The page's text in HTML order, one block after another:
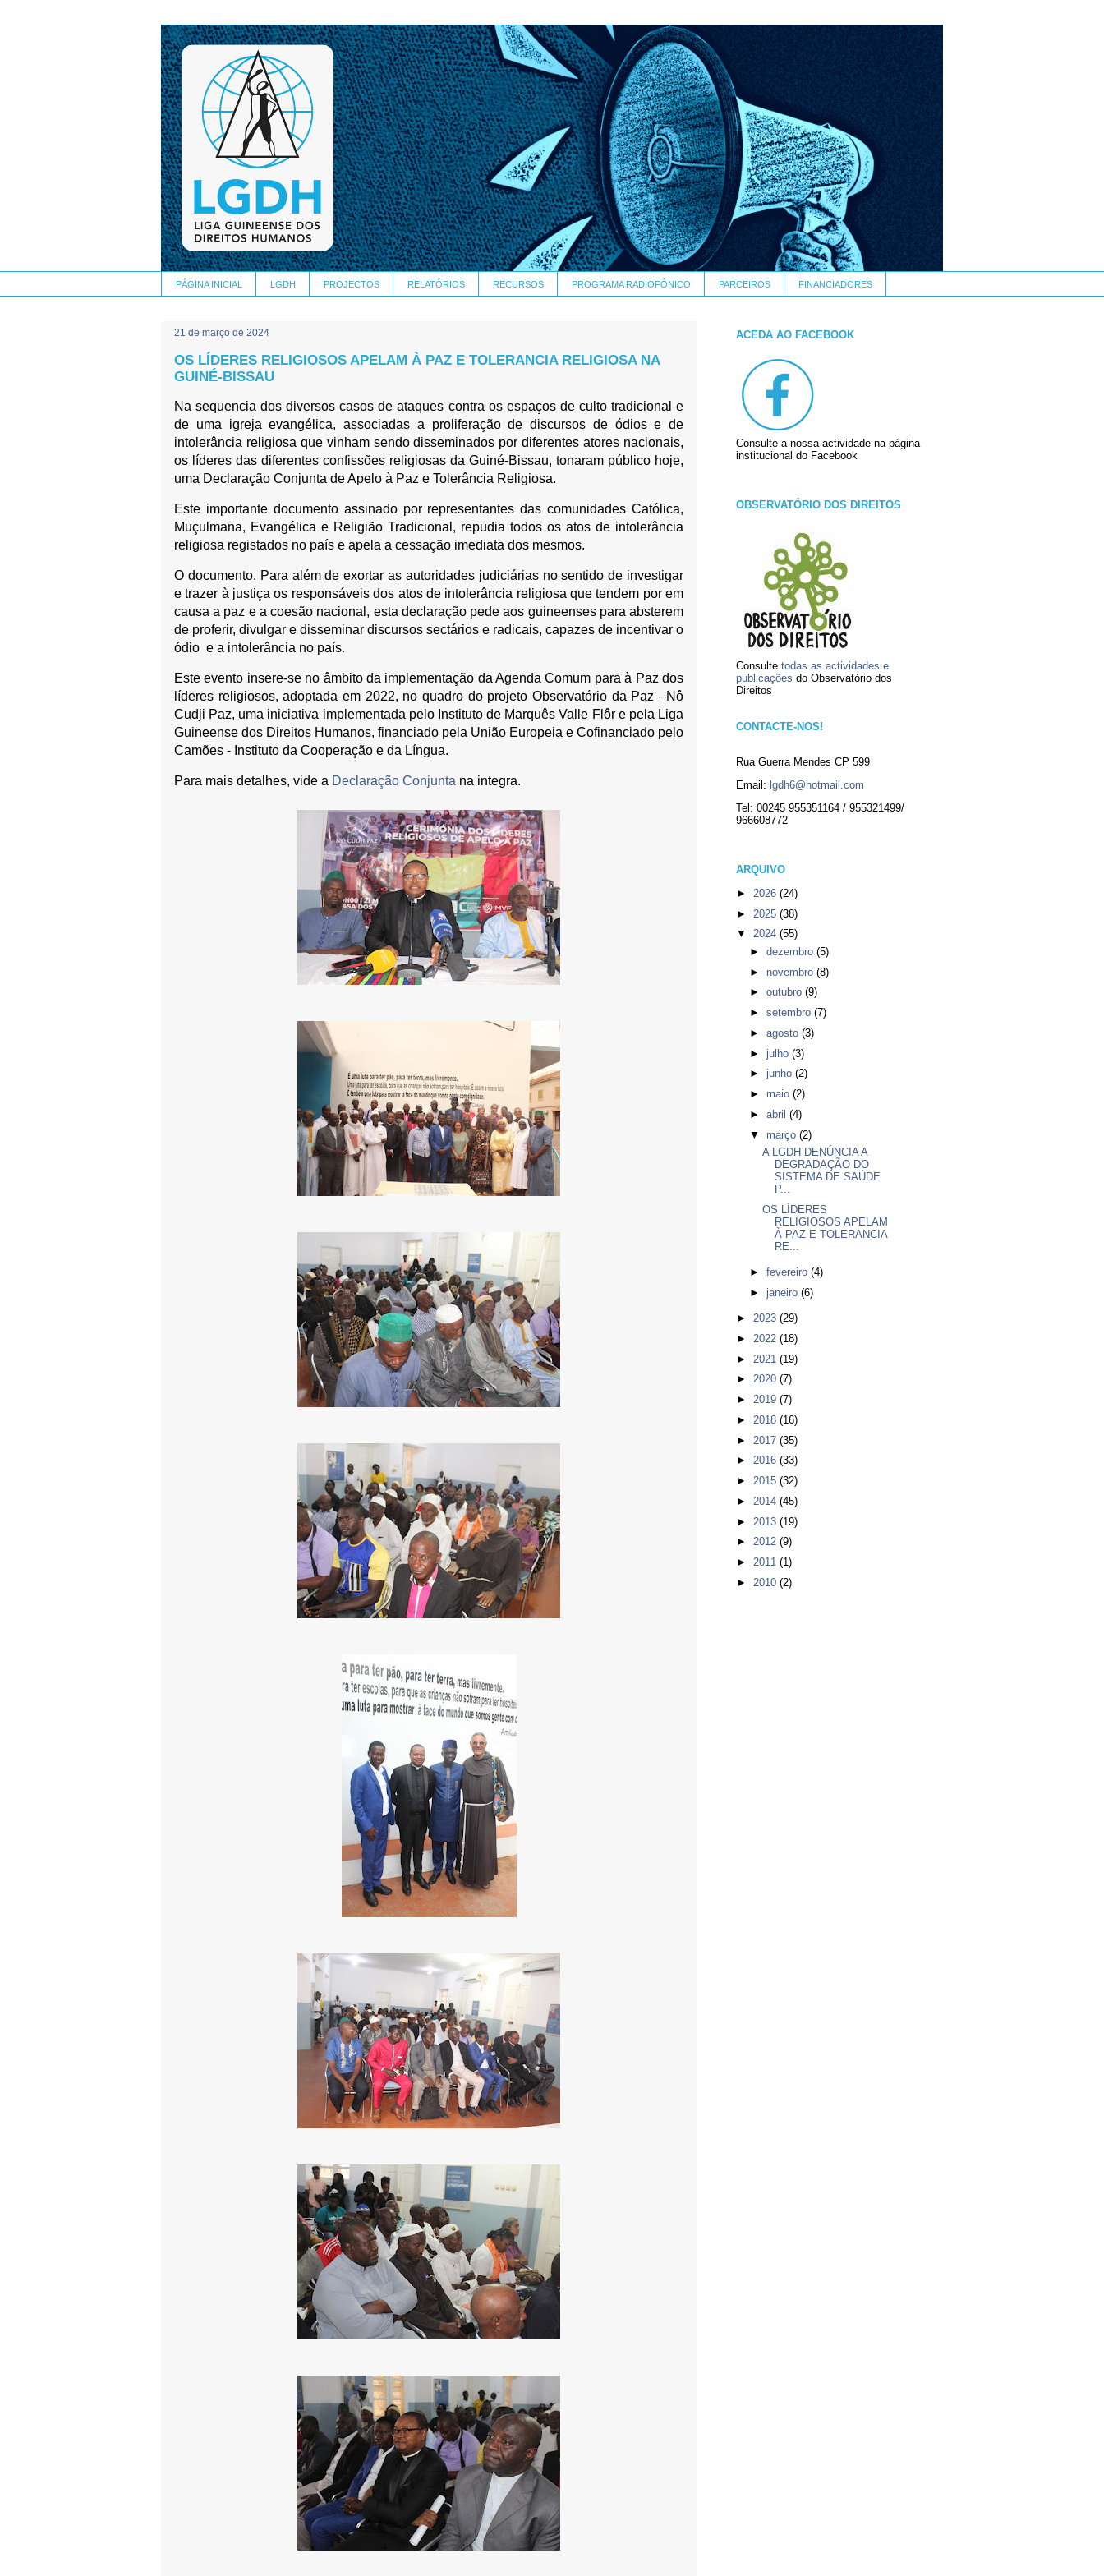
PÁGINA INICIAL LGDH PROJECTOS RELATÓRIOS RECURSOS PROGRAMA RADIOFÓNICO PARCEIROS FINANCIADORES
21 de março de 2024
OS LÍDERES RELIGIOSOS APELAM À PAZ E TOLERANCIA RELIGIOSA NA
GUINÉ-BISSAU
Na sequencia dos diversos casos de ataques contra os espaços de culto tradicional e
de uma igreja evangélica, associadas a proliferação de discursos de ódios e de
intolerância religiosa que vinham sendo disseminados por diferentes atores nacionais,
os líderes das diferentes confissões religiosas da Guiné-Bissau, tonaram público hoje,
uma Declaração Conjunta de Apelo à Paz e Tolerância Religiosa.
Este importante documento assinado por representantes das comunidades Católica,
Muçulmana, Evangélica e Religião Tradicional, repudia todos os atos de intolerância
religiosa registados no país e apela a cessação imediata dos mesmos.
O documento. Para além de exortar as autoridades judiciárias no sentido de investigar
e trazer à justiça os responsáveis dos atos de intolerância religiosa que tendem por em
causa a paz e a coesão nacional, esta declaração pede aos guineenses para absterem
de proferir, divulgar e disseminar discursos sectários e radicais, capazes de incentivar o
ódio e a intolerância no país.
Este evento insere-se no âmbito da implementação da Agenda Comum para à Paz dos
líderes religiosos, adoptada em 2022, no quadro do projeto Observatório da Paz –Nô
Cudji Paz, uma iniciativa implementada pelo Instituto de Marquês Valle Flôr e pela Liga
Guineense dos Direitos Humanos, financiado pela União Europeia e Cofinanciado pelo
Camões - Instituto da Cooperação e da Língua.
Para mais detalhes, vide a Declaração Conjunta na integra.
ACEDA AO FACEBOOK
Consulte a nossa actividade na página
institucional do Facebook
OBSERVATÓRIO DOS DIREITOS
Consulte todas as actividades e
publicações do Observatório dos
Direitos
CONTACTE-NOS!
Rua Guerra Mendes CP 599
Email: lgdh6@hotmail.com
Tel: 00245 955351164 / 955321499/
966608772
ARQUIVO
► 2026 (24)
► 2025 (38)
▼ 2024 (55)
► dezembro (5)
► novembro (8)
► outubro (9)
► setembro (7)
► agosto (3)
► julho (3)
► junho (2)
► maio (2)
► abril (4)
▼ março (2)
A LGDH DENÚNCIA A
DEGRADAÇÃO DO
SISTEMA DE SAÚDE
P...
OS LÍDERES
RELIGIOSOS APELAM
À PAZ E TOLERANCIA
RE...
► fevereiro (4)
► janeiro (6)
► 2023 (29)
► 2022 (18)
► 2021 (19)
► 2020 (7)
► 2019 (7)
► 2018 (16)
► 2017 (35)
► 2016 (33)
► 2015 (32)
► 2014 (45)
► 2013 (19)
► 2012 (9)
► 2011 (1)
► 2010 (2)